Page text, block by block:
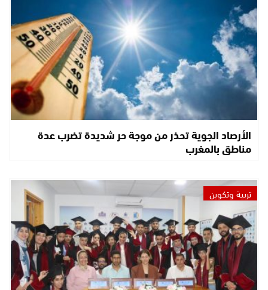
الأرصاد الجوية تحذر من موجة حر شديدة تضرب عدة
مناطق بالمغرب
تربية وتكوين